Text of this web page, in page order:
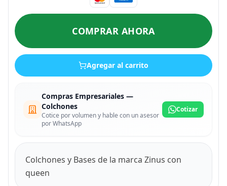
COMPRAR AHORA
Agregar al carrito
Compras Empresariales —
Colchones
Cotice por volumen y hable con un asesor
por WhatsApp
Cotizar
Colchones y Bases de la marca Zinus con
queen